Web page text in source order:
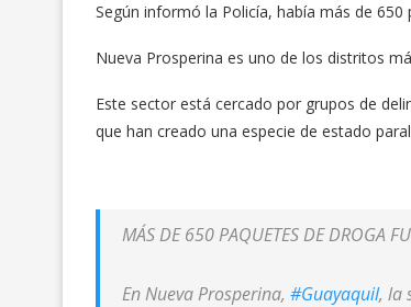
Según informó la Policía, había más de
Nueva Prosperina es uno de los distritos
Este sector está cercado por grupos de
que han creado una especie de estado
MÁS DE 650 PAQUETES DE DROGA
En Nueva Prosperina, #Guayaquil, la